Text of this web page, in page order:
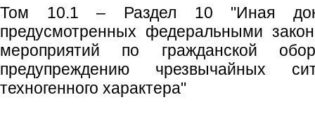
Том 10.1 – Раздел 10 "Иная
предусмотренных федеральными
мероприятий по гражданской
предупреждению чрезвычайных
техногенного характера"